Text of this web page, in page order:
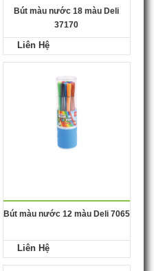
Bút màu nước 18 màu Deli
37170
Liên Hệ
Bút màu nước 12 màu Deli 7065
Liên Hệ